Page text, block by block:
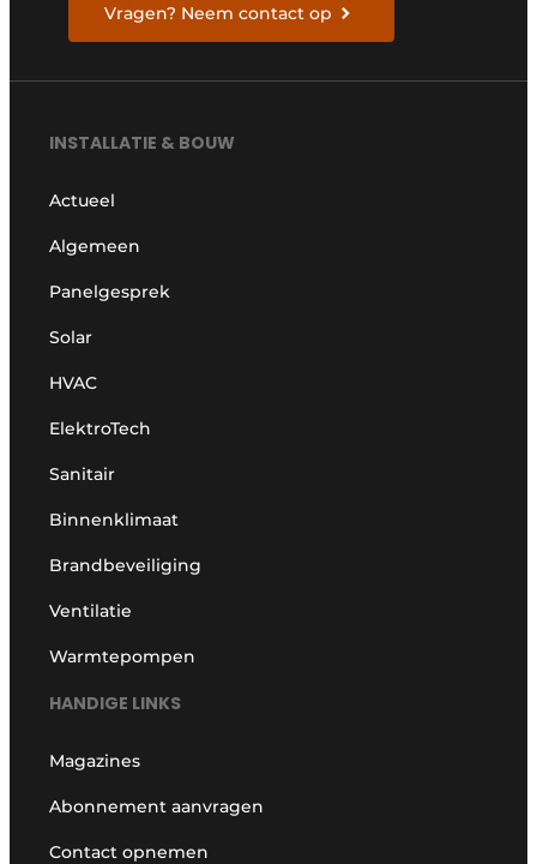
Vragen? Neem contact op
INSTALLATIE & BOUW
Actueel
Algemeen
Panelgesprek
Solar
HVAC
ElektroTech
Sanitair
Binnenklimaat
Brandbeveiliging
Ventilatie
Warmtepompen
HANDIGE LINKS
Magazines
Abonnement aanvragen
Contact opnemen